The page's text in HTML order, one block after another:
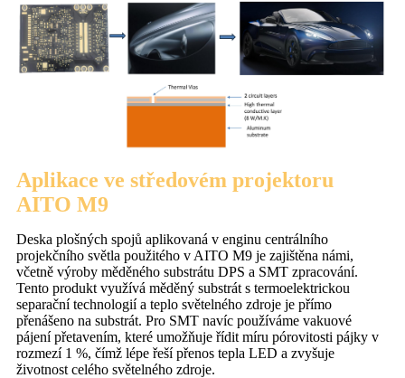
Aplikace ve středovém projektoru
AITO M9
Deska plošných spojů aplikovaná v enginu centrálního
projekčního světla použitého v AITO M9 je zajištěna námi,
včetně výroby měděného substrátu DPS a SMT zpracování.
Tento produkt využívá měděný substrát s termoelektrickou
separační technologií a teplo světelného zdroje je přímo
přenášeno na substrát. Pro SMT navíc používáme vakuové
pájení přetavením, které umožňuje řídit míru pórovitosti pájky v
rozmezí 1 %, čímž lépe řeší přenos tepla LED a zvyšuje
životnost celého světelného zdroje.